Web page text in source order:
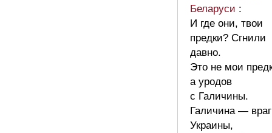
Беларуси :
И где они, твои
предки? Сгнили
давно.
Это не мои
а уродов
с Галичины.
Галичина — враг
Украины,